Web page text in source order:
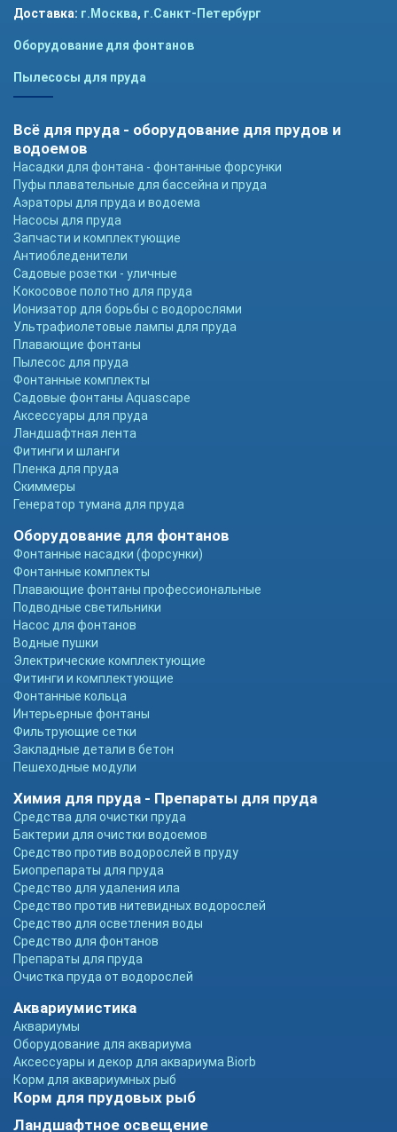
Доставка: г.Москва, г.Санкт-Петербург
Оборудование для фонтанов
Пылесосы для пруда
Всё для пруда - оборудование для прудов и
водоемов
Насадки для фонтана - фонтанные форсунки
Пуфы плавательные для бассейна и пруда
Аэраторы для пруда и водоема
Насосы для пруда
Запчасти и комплектующие
Антиобледенители
Садовые розетки - уличные
Кокосовое полотно для пруда
Ионизатор для борьбы с водорослями
Ультрафиолетовые лампы для пруда
Плавающие фонтаны
Пылесос для пруда
Фонтанные комплекты
Садовые фонтаны Aquascape
Аксессуары для пруда
Ландшафтная лента
Фитинги и шланги
Пленка для пруда
Скиммеры
Генератор тумана для пруда
Оборудование для фонтанов
Фонтанные насадки (форсунки)
Фонтанные комплекты
Плавающие фонтаны профессиональные
Подводные светильники
Насос для фонтанов
Водные пушки
Электрические комплектующие
Фитинги и комплектующие
Фонтанные кольца
Интерьерные фонтаны
Фильтрующие сетки
Закладные детали в бетон
Пешеходные модули
Химия для пруда - Препараты для пруда
Средства для очистки пруда
Бактерии для очистки водоемов
Средство против водорослей в пруду
Биопрепараты для пруда
Средство для удаления ила
Средство против нитевидных водорослей
Средство для осветления воды
Средство для фонтанов
Препараты для пруда
Очистка пруда от водорослей
Аквариумистика
Аквариумы
Оборудование для аквариума
Аксессуары и декор для аквариума Biorb
Корм для аквариумных рыб
Корм для прудовых рыб
Ландшафтное освещение